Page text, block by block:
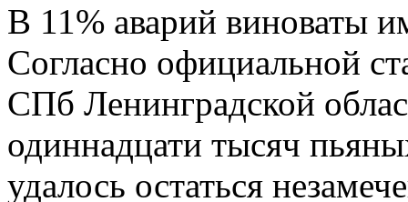
В 11% аварий виноваты
Согласно официальной
СПб Ленинградской
одиннадцати тысяч
удалось остаться